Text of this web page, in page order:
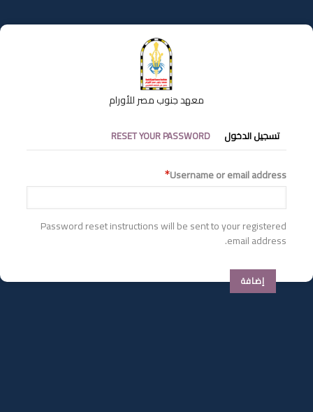
إلى
المحتوى
معهد جنوب مصر للأورام
التبويبات
الأساسية
تسجيل الدخول RESET YOUR PASSWORD
Username or email address
Password reset instructions will be sent to your registered
email address.